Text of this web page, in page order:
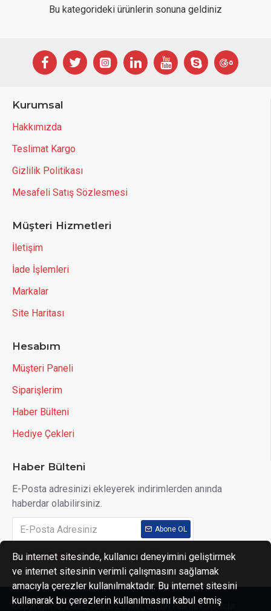
Bu kategorideki ürünlerin sonuna geldiniz
Kurumsal
Hakkımızda
Teslimat Kargo
Gizlilik Politikası
Mesafeli Satış Sözlesmesi
Müşteri Hizmetleri
İletişim
İade İşlemleri
Markalar
Site Haritası
Hesabım
Müşteri Paneli
Siparişlerim
Haber Bülteni
Hediye Çekleri
Haber Bülteni
E-Posta adresinizi ekleyerek indirimlerden anında
haberdar olabilirsiniz.
Abone OL
Gizlilik Politikası 'ni okudum ve kabul ediyorum.
Copyright © 2022, Koral Zeytin, Bütün Hakları Saklıdır.
Bu internet sitesinde, kullanıcı deneyimini geliştirmek
ve internet sitesinin verimli çalışmasını sağlamak
amacıyla çerezler kullanılmaktadır. Bu internet sitesini
kullanarak bu çerezlerin kullanılmasını kabul etmiş